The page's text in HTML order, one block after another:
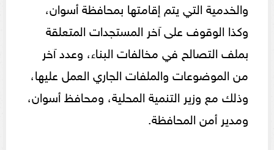
والخدمية التي يتم إقامتها بمحافظة أسوان،
وكذا الوقوف على آخر المستجدات المتعلقة
بملف التصالح في مخالفات البناء، وعدد آخر
من الموضوعات والملفات الجاري العمل عليها،
وذلك مع وزير التنمية المحلية، ومحافظ أسوان،
ومدير أمن المحافظة.